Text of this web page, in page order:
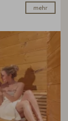
mehr